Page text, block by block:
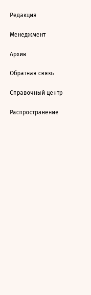
Редакция
Менеджмент
Архив
Обратная связь
Справочный центр
Распространение